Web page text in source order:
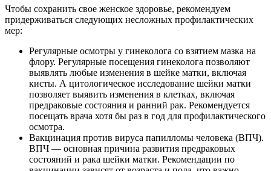
Чтобы сохранить свое женское здоровье, рекомендуем
придерживаться следующих несложных профилактических
мер:
Регулярные осмотры у гинеколога со взятием мазка на
флору. Регулярные посещения гинеколога позволяют
выявлять любые изменения в шейке матки, включая
кисты. А цитологическое исследование шейки матки
позволяет выявить изменения в клетках, включая
предраковые состояния и ранний рак. Рекомендуется
посещать врача хотя бы раз в год для профилактического
осмотра.
Вакцинация против вируса папилломы человека (ВПЧ).
ВПЧ — основная причина развития предраковых
состояний и рака шейки матки. Рекомендации по